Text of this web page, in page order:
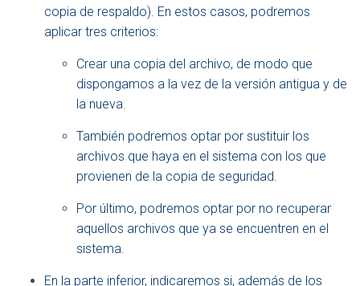
copia de respaldo). En estos casos, podremos
aplicar tres criterios:
Crear una copia del archivo, de modo que
dispongamos a la vez de la versión antigua y de
la nueva.
También podremos optar por sustituir los
archivos que haya en el sistema con los que
provienen de la copia de seguridad.
Por último, podremos optar por no recuperar
aquellos archivos que ya se encuentren en el
sistema.
En la parte inferior, indicaremos si, además de los